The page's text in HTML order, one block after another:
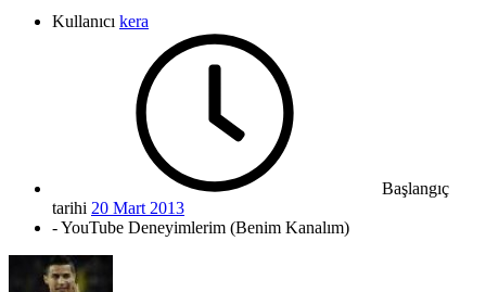
Kullanıcı kera
Başlangıç
tarihi 20 Mart 2013
- YouTube Deneyimlerim (Benim Kanalım)